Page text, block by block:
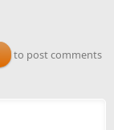
to post comments